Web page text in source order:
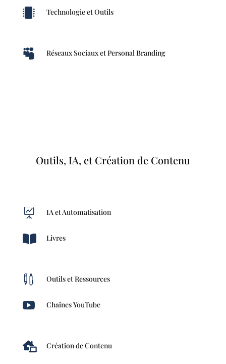
 Technologie et Outils
 Réseaux Sociaux et Personal Branding
Outils, IA, et Création de Contenu
 IA et Automatisation
 Livres
 Outils et Ressources
 Chaînes YouTube
 Création de Contenu